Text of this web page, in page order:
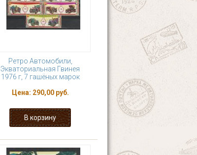
Ретро Автомобили,
Экваториальная Гвинея
1976 г, 7 гашёных марок
Цена: 290,00 руб.